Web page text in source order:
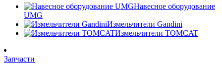
Навесное оборудование
UMG
Измельчители Gandini
Измельчители TOMCAT
Запчасти